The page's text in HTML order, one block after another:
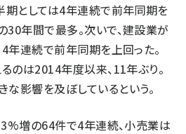
期としては4年連続で前年同期を
30年間で最多。次いで、建設業が
年連続で前年同期を上回った。
のは2014年度以来、11年ぶり。
影響を及ぼしているという。
増の64件で4年連続、小売業は